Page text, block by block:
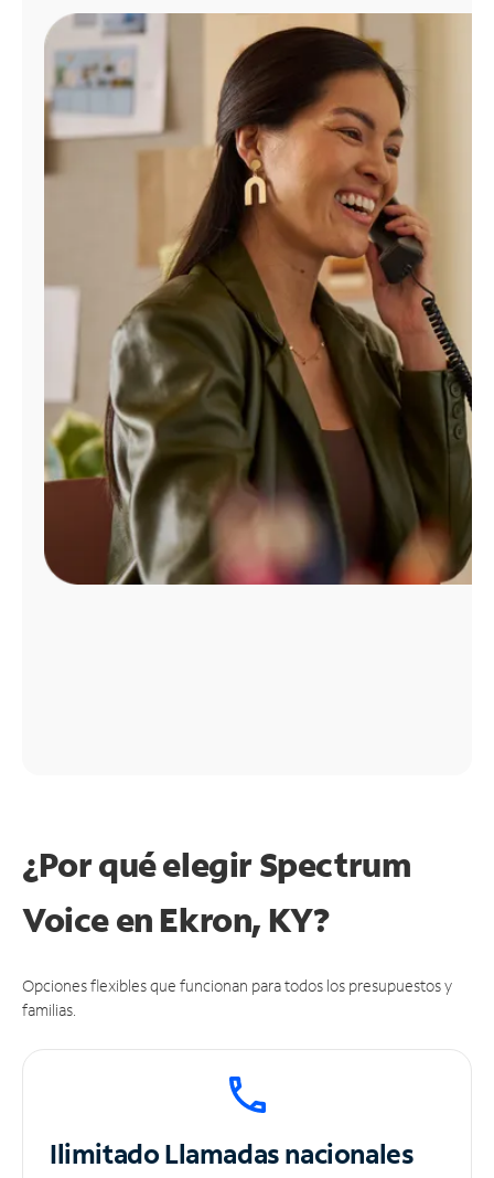
Administrar
cuenta
Encuentra
tienda
¿Por qué elegir Spectrum
Voice en Ekron, KY?
Opciones flexibles que funcionan para todos los presupuestos y
familias.
IlimitadoLlamadas nacionales